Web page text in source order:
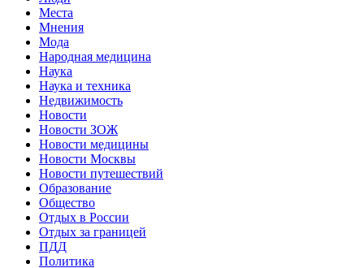
Места
Мнения
Мода
Народная медицина
Наука
Наука и техника
Недвижимость
Новости
Новости ЗОЖ
Новости медицины
Новости Москвы
Новости путешествий
Образование
Общество
Отдых в России
Отдых за границей
ПДД
Политика